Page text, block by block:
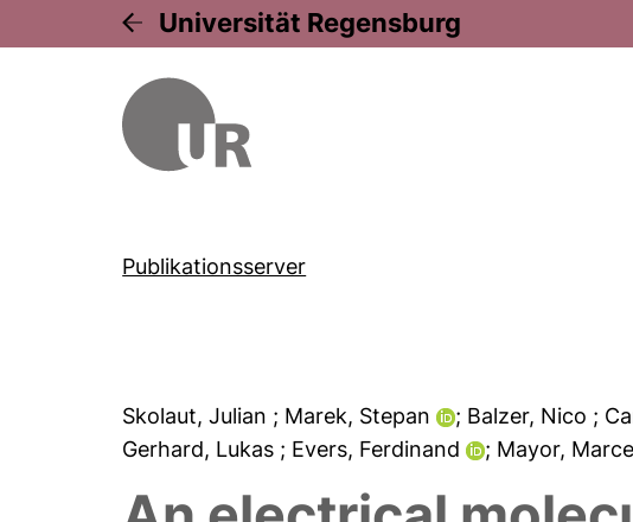
Universität Regensburg
Publikationsserver
Skolaut, Julian ; Marek, Stepan ; Balzer, Nico ;
Gerhard, Lukas ; Evers, Ferdinand ; Mayor,